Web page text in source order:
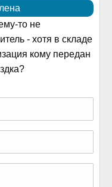
то не
- хотя в складе
кому передан